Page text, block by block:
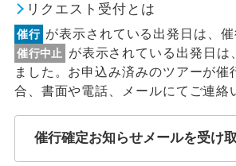
リクエスト受付とは
催行 が表示されている出発日は、催
催行中止
が表示されている出発日は
ました。お申込み済みのツアーが催
合、書面や電話、メールにてご連絡
催行確定お知らせメールを受け